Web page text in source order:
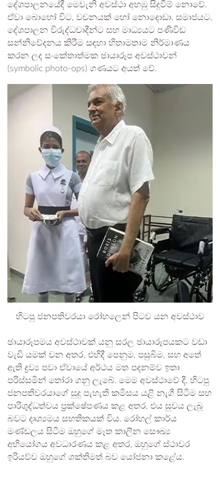
දේශපාලනයේදී මෙවැනි අවස්ථා අහඹු සිදුවීම් නොවේ.
ඒවා බොහෝ විට, වචනයක් හෝ නොදොඩා, සමාජයට,
දේශපාලන විරුද්ධවාදීන්ට සහ මාධ්‍යයට පණිවිඩ
සන්නිවේදනය කිරීම සඳහා හිතාමතාම නිර්මාණය
කරන ලද සංකේතාත්මක ඡායාරූප අවස්ථාවන්
(symbolic photo-ops) ගණයට අයත් වේ.
හිටපු ජනපතිවරයා රෝහලෙන් පිටව යන අවස්ථාව
ඡායාරූපමය අවස්ථාවක් යනු සරල ඡායාරූපයකට වඩා
වැඩි යමක් වන අතර, එහිදී පෙනුම, පසුබිම, සහ අතේ
ඇති ද්‍රව්‍ය පවා ඒවායේ අර්ථය මත පදනම්ව ඉතා
පරිස්සමින් තෝරා ගනු ලැබේ. මෙම අවස්ථාවේ දී, හිටපු
ජනපතිවරයාගේ සුදු පැහැති කමිසය යළි නැගී සිටීම සහ
පාරිශුද්ධත්වය ප්‍රක්ෂේපණය කළ අතර, එය සුවය ලැබූ
බවට දෘශ්‍යමය සහතිකයක් විය. රෝහල් කාර්ය
මණ්ඩලය සිටීම ඔහුගේ මෑත කාලීන සෞඛ්‍ය
අභියෝගය අවධාරණය කළ අතර, ඔහුගේ ස්ථාවර
ඉරියව්ව ඔහුගේ ශක්තිමත් බව යෝජනා කළේය.